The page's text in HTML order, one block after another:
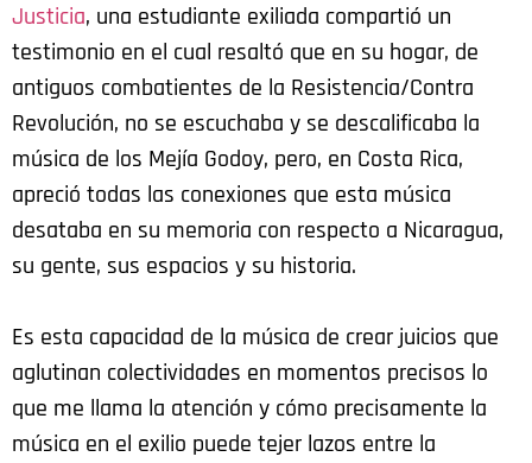
Justicia, una estudiante exiliada compartió un
testimonio en el cual resaltó que en su hogar, de
antiguos combatientes de la Resistencia/Contra
Revolución, no se escuchaba y se descalificaba la
música de los Mejía Godoy, pero, en Costa Rica,
apreció todas las conexiones que esta música
desataba en su memoria con respecto a Nicaragua,
su gente, sus espacios y su historia.
Es esta capacidad de la música de crear juicios que
aglutinan colectividades en momentos precisos lo
que me llama la atención y cómo precisamente la
música en el exilio puede tejer lazos entre la